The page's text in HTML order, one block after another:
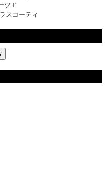
ツ F
スコーティ